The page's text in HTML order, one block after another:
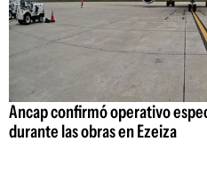
Ancap confirmó operativo
durante las obras en Ezeiza